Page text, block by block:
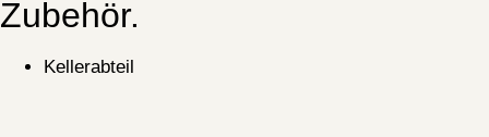
Zubehör.
Kellerabteil